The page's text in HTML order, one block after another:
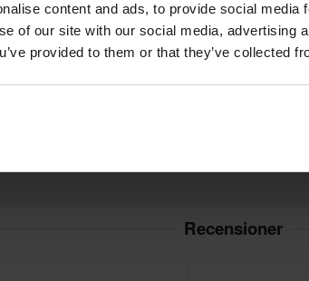
content and ads, to provide social
of our site with our social media, advertising
provided to them or that they’ve collected
*Fri frakt gäller ej för stora
Recensioner